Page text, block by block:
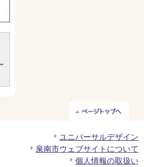
ト
ッ
ユニバーサルデザイン
泉南市ウェブサイトについて
個人情報の取扱い